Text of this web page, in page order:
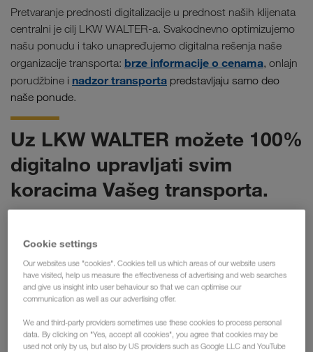
Pretvaranje prednosti digitalizacije u prednost naših klijenata
centralni je cilj LKW WALTER-a. Svakodnevno optimizujemo
našu ponudu i tako unapređujemo digitalna rešenja naše
organizacije transporta: brze informacije o cenama, onlajn
porudžbine i nadzor transporta predstavljaju samo deo
naše ponude.
Uz LKW WALTER možete 100%
digitalno upravljati svim
koracima Vašeg transporta.
imati ličnu podršku, kako bi Vam njihovo korišćenje bilo što
jednostavnije.Kombinacijom digitalnih rešenja i ličnom
podrškompoboljšavamo lance snabdevanja, optimizujemo
teretne prostore i činimo transport transparentnim. Od toga
svi naši klijenti imaju koristi - bez obzira da li su u pitanju mala
i srednja preduzeća ili korporacije!
Cookie settings
Our websites use "cookies". Cookies tell us which areas of our website users
have visited, help us measure the effectiveness of advertising and web searches
and give us insight into user behaviour so that we can optimise our
communication as well as our advertising offer.
We and third-party providers sometimes use these cookies to process personal
data. By clicking on "Yes, accept all cookies", you agree that cookies may be
used not only by us, but also by US providers such as Google LLC and YouTube